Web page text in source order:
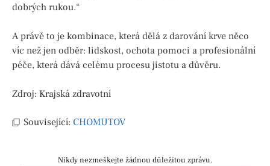
dobrých rukou.“
A právě to je kombinace, která dělá z darování krve něco
víc než jen odběr: lidskost, ochota pomoci a profesionální
péče, která dává celému procesu jistotu a důvěru.
Zdroj: Krajská zdravotní
Související: CHOMUTOV
Nikdy nezmeškejte žádnou důležitou zprávu.